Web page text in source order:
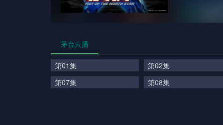
茅台云播
第01集
第02集
第07集
第08集